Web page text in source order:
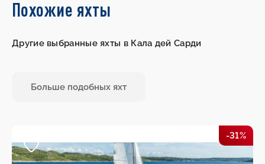
Похожие яхты
Другие выбранные яхты в Кала дей Сарди
Больше подобных яхт
-31%